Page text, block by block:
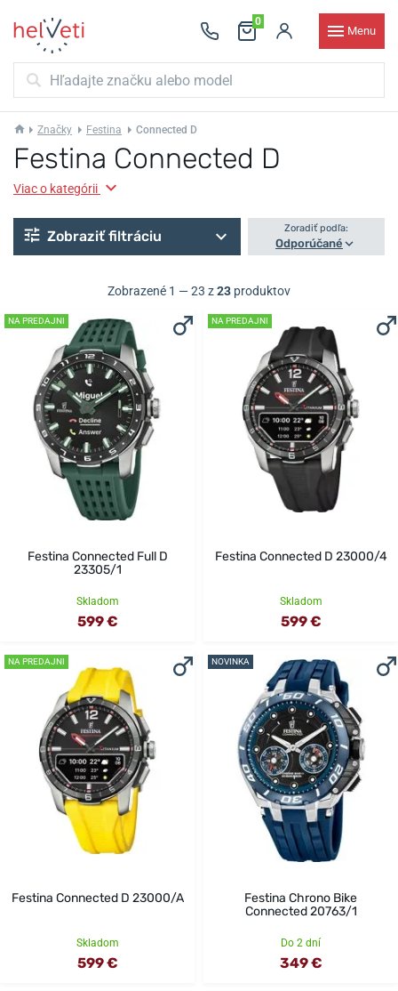
0
Menu
Značky Festina Connected D
Festina Connected D
Viac o kategórii
Zobraziť filtráciu Zoradiť podľa:
Odporúčané
Zobrazené 1 — 23 z23 produktov
NA PREDAJNI
Festina Connected Full D
23305/1
Skladom
599 €
NA PREDAJNI
Festina Connected D 23000/4
Skladom
599 €
NA PREDAJNI
Festina Connected D 23000/A
Skladom
599 €
NOVINKA
Festina Chrono Bike
Connected 20763/1
Do 2 dní
349 €